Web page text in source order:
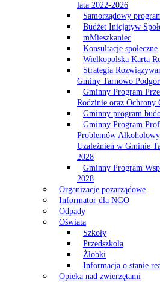
lata 2022-2026
Samorządowy
Budżet Inicjatyw
mMieszkaniec
Konsultacje społeczne
Wielkopolska Karta
Strategia
Gminy Tarnowo
Gminny Program
Rodzinie oraz Ochrony
Gminny program
Gminny Program
Problemów
Uzależnień w Gminie
2028
Gminny Program
2028
Organizacje pozarządowe
Informator dla NGO
Odpady
Oświata
Szkoły
Przedszkola
Żłobki
Informacja o stanie
Opieka nad zwierzętami